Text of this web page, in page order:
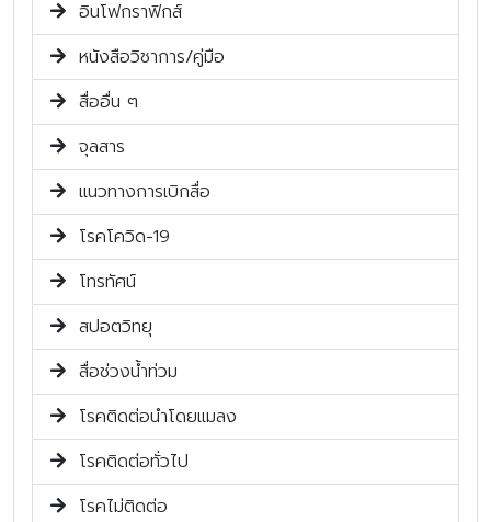
อินโฟกราฟิกส์
หนังสือวิชาการ/คู่มือ
สื่ออื่น ๆ
จุลสาร
แนวทางการเบิกสื่อ
โรคโควิด-19
โทรทัศน์
สปอตวิทยุ
สื่อช่วงน้ำท่วม
โรคติดต่อนำโดยแมลง
โรคติดต่อทั่วไป
โรคไม่ติดต่อ